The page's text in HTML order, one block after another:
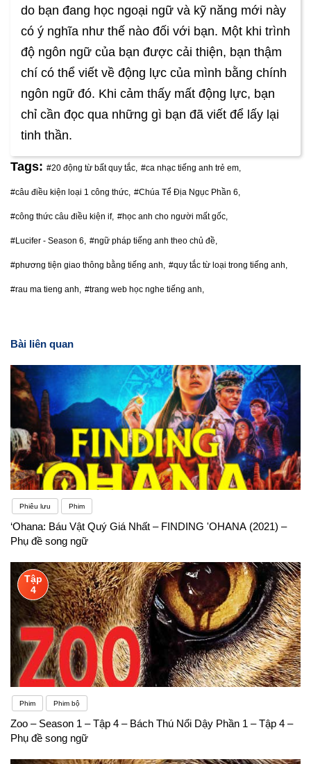
do bạn đang học ngoại ngữ và kỹ năng mới này
có ý nghĩa như thế nào đối với bạn. Một khi trình
độ ngôn ngữ của bạn được cải thiện, bạn thậm
chí có thể viết về động lực của mình bằng chính
ngôn ngữ đó. Khi cảm thấy mất động lực, bạn
chỉ cần đọc qua những gì bạn đã viết để lấy lại
tinh thần.
Tags: #20 động từ bất quy tắc, #ca nhạc tiếng anh trẻ em,
#câu điều kiện loại 1 công thức, #Chúa Tể Địa Ngục Phần 6,
#công thức câu điều kiện if, #học anh cho người mất gốc,
#Lucifer - Season 6, #ngữ pháp tiếng anh theo chủ đề,
#phương tiện giao thông bằng tiếng anh, #quy tắc từ loại trong tiếng anh,
#rau ma tieng anh, #trang web học nghe tiếng anh,
Bài liên quan
Phiêu lưu Phim
‘Ohana: Báu Vật Quý Giá Nhất – FINDING 'OHANA (2021) –
Phụ đề song ngữ
Tập
4
Phim Phim bộ
Zoo – Season 1 – Tập 4 – Bách Thú Nổi Dậy Phần 1 – Tập 4 –
Phụ đề song ngữ